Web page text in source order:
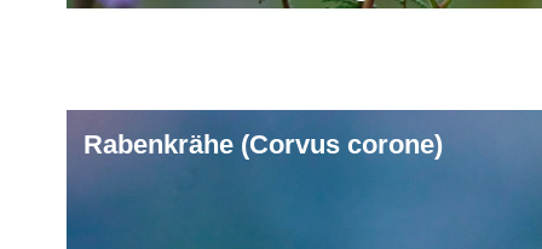
Rabenkrähe (Corvus corone)